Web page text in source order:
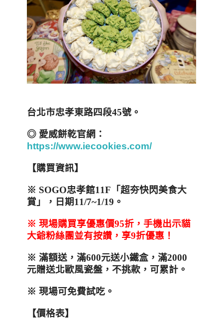
台北市忠孝東路四段45號 。
◎ 愛威餅乾官網 ：
https://www.iecookies.com/
【購買資訊】
※ SOGO忠孝館11F 「超夯快閃美食大
賞」
，日期11/7~1/19 。
※ 現場購買享優惠價95折，手機出示貓
大爺粉絲團並有按讚，享9折優惠！
※ 滿額送，滿600元送小鐵盒，滿2000
元贈送北歐風瓷盤，不挑款，可累計。
※ 現場可免費試吃 。
【價格表】